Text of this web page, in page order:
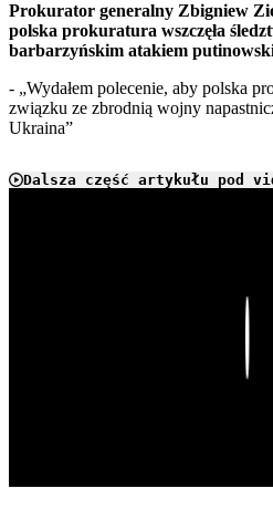
Prokurator generalny Zbigniew
polska prokuratura wszczęła
barbarzyńskim atakiem
- „Wydałem polecenie, aby polska
związku ze zbrodnią wojny
Ukraina”
Dalsza część artykułu pod